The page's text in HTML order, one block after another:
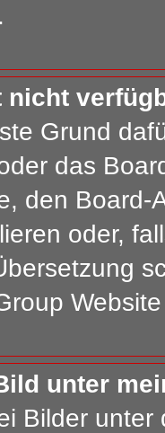
nicht
Grund
das
den
oder,
unter
Bilder